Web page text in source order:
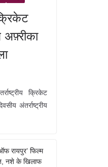
क्रिकेट
अंतर्राष्ट्रीय
रायपुर’ फिल्म
नशे के खिलाफ